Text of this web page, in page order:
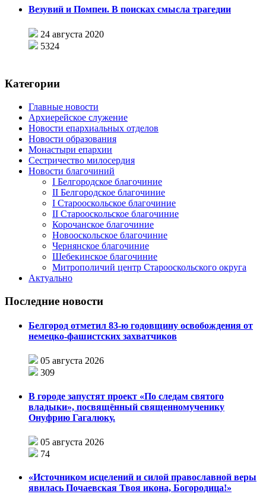
Везувий и Помпеи. В поисках смысла трагедии
24 августа 2020
5324
Категории
Главные новости
Архиерейское служение
Новости епархиальных отделов
Новости образования
Монастыри епархии
Сестричество милосердия
Новости благочиний
I Белгородское благочиние
II Белгородское благочиние
I Старооскольское благочиние
II Старооскольское благочиние
Корочанское благочиние
Новооскольское благочиние
Чернянское благочиние
Шебекинское благочиние
Митрополичий центр Старооскольского округа
Актуально
Последние новости
Белгород отметил 83-ю годовщину освобождения от
немецко-фашистских захватчиков
05 августа 2026
309
В городе запустят проект «По следам святого
владыки», посвящённый священномученику
Онуфрию Гагалюку.
05 августа 2026
74
«Источником исцелений и силой православной веры
явилась Почаевская Твоя икона, Богородица!»